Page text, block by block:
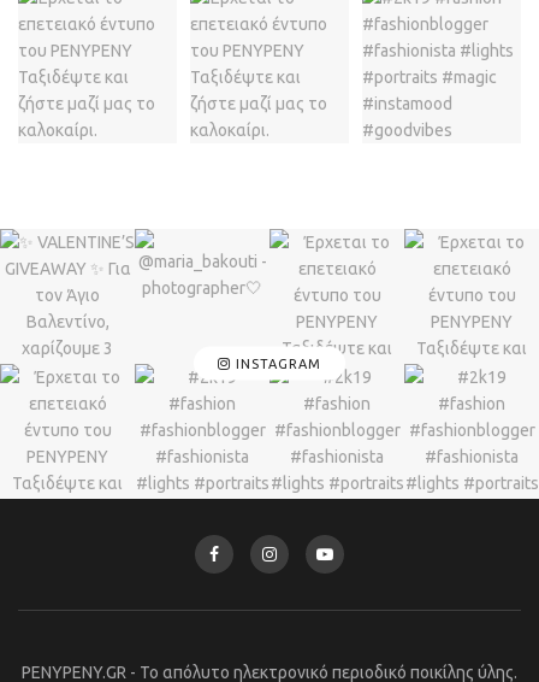
INSTAGRAM
PENYPENY.GR - Το απόλυτο ηλεκτρονικό περιοδικό ποικίλης ύλης.